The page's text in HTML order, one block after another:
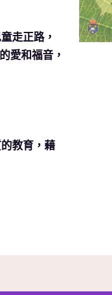
走正路，
愛和福音，
教育，藉